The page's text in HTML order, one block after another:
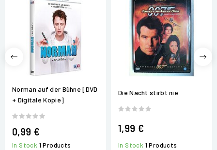
Norman auf der Bühne [DVD
+ Digitale Kopie]
0,99 €
In Stock 1 Products
Die Nacht stirbt nie
1,99 €
In Stock 1 Products